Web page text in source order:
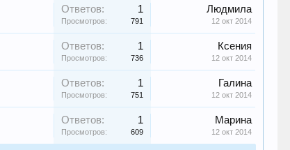
Ответов: 1
Просмотров: 791
Людмила
12 окт 2014
Ответов: 1
Просмотров: 736
Ксения
12 окт 2014
Ответов: 1
Просмотров: 751
Галина
12 окт 2014
Ответов: 1
Просмотров: 609
Марина
12 окт 2014